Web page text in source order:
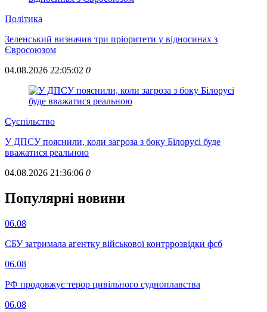
Полiтика
Зеленський визначив три пріоритети у відносинах з
Євросоюзом
04.08.2026 22:05:02 0
Суспiльство
У ДПСУ пояснили, коли загроза з боку Білорусі буде
вважатися реальною
04.08.2026 21:36:06 0
Популярнi новини
06.08
СБУ затримала агентку військової контррозвідки фсб
06.08
РФ продовжує терор цивільного судноплавства
06.08